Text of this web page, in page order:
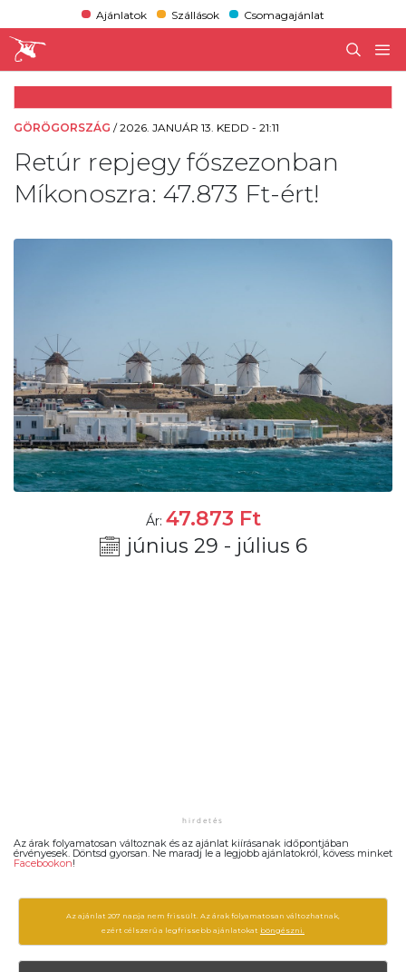
Ajánlatok Szállások Csomagajánlat
GÖRÖGORSZÁG /2026. JANUÁR 13. KEDD - 21:11
Retúr repjegy főszezonban
Míkonoszra: 47.873 Ft-ért!
Ár: 47.873 Ft
június 29 - július 6
Az árak folyamatosan változnak és az ajánlat kiírásanak időpontjában
érvényesek. Döntsd gyorsan. Ne maradj le a legjobb ajánlatokról, kövess minket
Facebookon!
Az ajánlat 207 napja nem frissült. Az árak folyamatosan változhatnak,
ezért célszerű a legfrissebb ajánlatokat böngészni.